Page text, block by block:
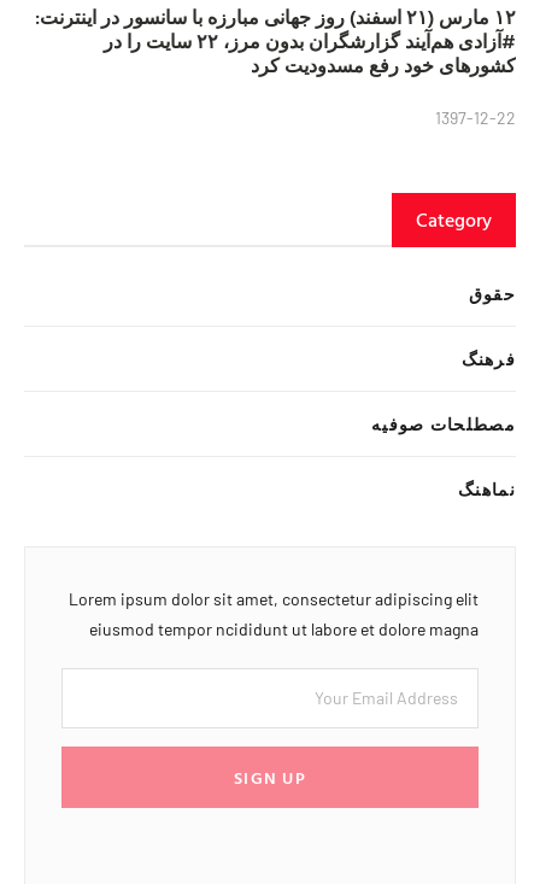
۱۲ مارس (۲۱ اسفند) روز جهانی مبارزه با سانسور در اینترنت:
#آزادی هم‌آیند گزارشگران‌ بدون مرز، ۲۲ سایت را در
کشورهای خود رفع مسدودیت کرد
1397-12-22
Category
حقوق
فرهنگ
مصطلحات صوفیه
نماهنگ
Lorem ipsum dolor sit amet, consectetur adipiscing elit
eiusmod tempor ncididunt ut labore et dolore magna
SIGN UP